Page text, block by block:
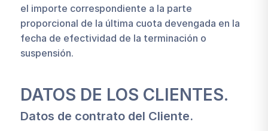
el importe correspondiente a la parte
proporcional de la última cuota devengada en la
fecha de efectividad de la terminación o
suspensión.
DATOS DE LOS CLIENTES.
Datos de contrato del Cliente.